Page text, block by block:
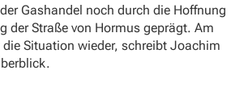
Gashandel noch durch die Hoffnung
der Straße von Hormus geprägt. Am
Situation wieder, schreibt Joachim